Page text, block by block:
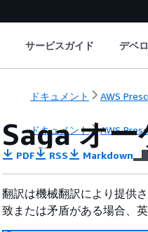
サービスガイド デベ
ドキュメント AWS
ドキュメント AWS
Saga オ
PDF RSS Markdown
翻訳は機械翻訳により提供
致または矛盾がある場合、